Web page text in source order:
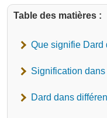
Table des matières :
Que signifie Dard
Signification
Dard dans